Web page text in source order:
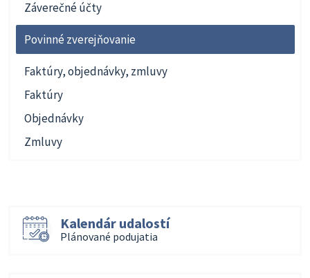
Záverečné účty
Povinné zverejňovanie
Faktúry, objednávky, zmluvy
Faktúry
Objednávky
Zmluvy
Kalendár udalostí
Plánované podujatia